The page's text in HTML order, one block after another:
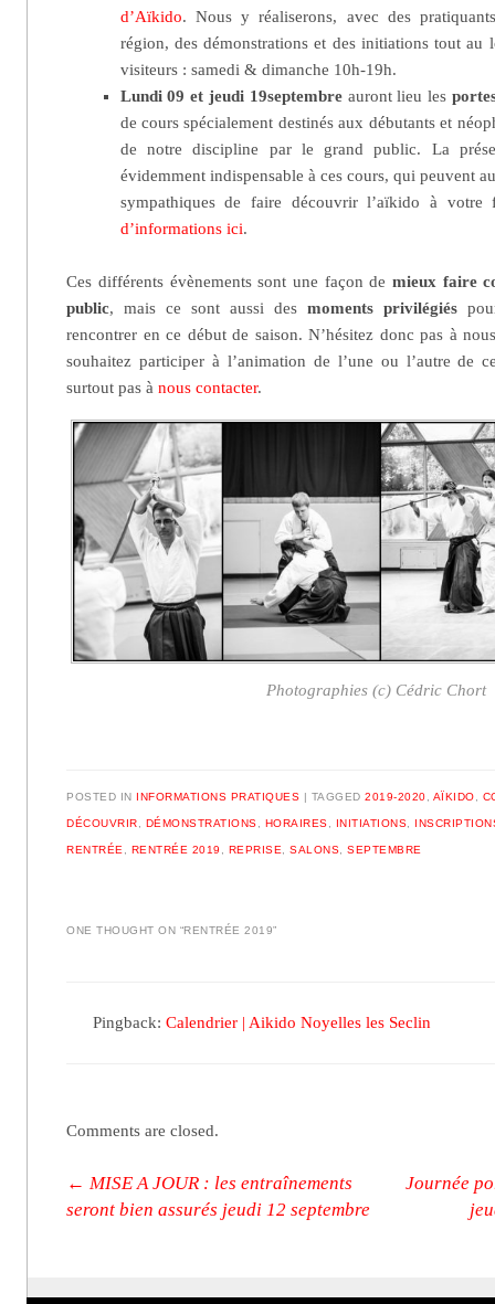
d’Aïkido. Nous y réaliserons, avec des
région, des démonstrations et des initiations tout au
visiteurs : samedi & dimanche 10h-19h.
Lundi 09 et jeudi 19septembreauront lieu les
de cours spécialement destinés aux débutants et
de notre discipline par le grand public. La
évidemment indispensable à ces cours, qui peuvent
sympathiques de faire découvrir l’aïkido à
d’informations ici.
Ces différents évènements sont une façon de mieux faire
public, mais ce sont aussi desmoments privilégiés
rencontrer en ce début de saison. N’hésitez donc pas à
souhaitez participer à l’animation de l’une ou l’autre de
surtout pas ànous contacter.
Photographies (c) Cédric Chort
POSTED IN INFORMATIONS PRATIQUES TAGGED2019-2020, AÏKIDO,
DÉCOUVRIR, DÉMONSTRATIONS, HORAIRES, INITIATIONS,
RENTRÉE, RENTRÉE 2019 , REPRISE,SALONS,SEPTEMBRE
ONE THOUGHT ON “RENTRÉE 2019”
Pingback:Calendrier | Aikido Noyelles les Seclin
Comments are closed.
Post navigation
← MISE A JOUR : les entraînements
seront bien assurés jeudi 12 septembre
Journée